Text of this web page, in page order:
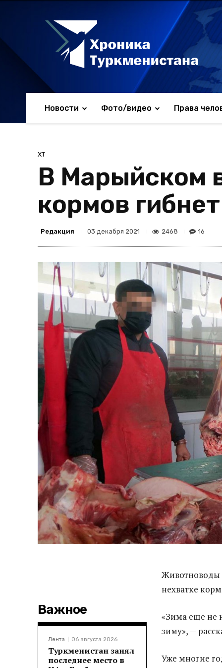
Новости Фото/видео Права
ХТ
В Марыйском
кормов
Редакция 03 декабря 2021 2468 16
Важное
Лента 06 августа 2026
Туркменистан занял
последнее место в
Животноводы
нехватке
«Зима еще не
зиму», —
Уже многие